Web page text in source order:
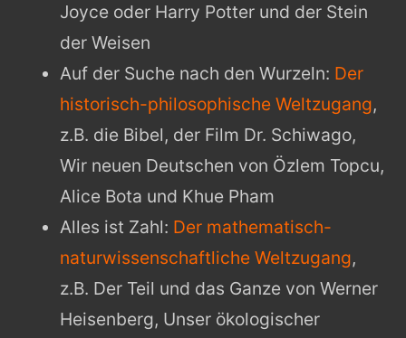
Joyce oder Harry Potter und der Stein
der Weisen
Auf der Suche nach den Wurzeln: Der
historisch-philosophische Weltzugang,
z.B. die Bibel, der Film Dr. Schiwago,
Wir neuen Deutschen von Özlem Topcu,
Alice Bota und Khue Pham
Alles ist Zahl: Der mathematisch-
naturwissenschaftliche Weltzugang,
z.B. Der Teil und das Ganze von Werner
Heisenberg, Unser ökologischer